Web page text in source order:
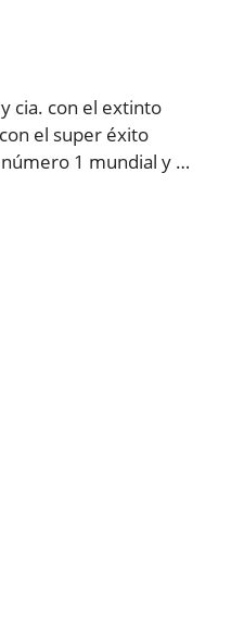
cia. con el extinto
el super éxito
1 mundial y …